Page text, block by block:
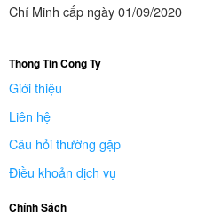
Chí Minh cấp ngày 01/09/2020
Thông Tin Công Ty
Giới thiệu
Liên hệ
Câu hỏi thường gặp
Điều khoản dịch vụ
Chính Sách